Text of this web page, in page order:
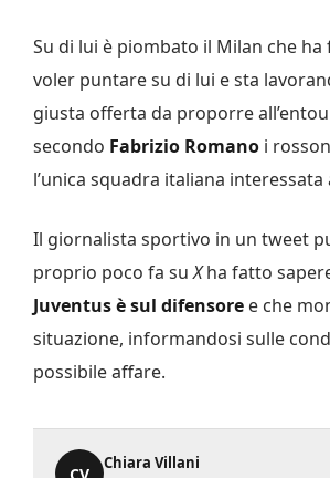
Su di lui è piombato il Milan che
voler puntare su di lui e sta
giusta offerta da proporre
secondo Fabrizio Romano i
l’unica squadra italiana interessata
Il giornalista sportivo in un tweet
proprio poco fa suXha fatto
Juventus è sul difensore e che
situazione, informandosi sulle
possibile affare.
CV
Chiara Villani